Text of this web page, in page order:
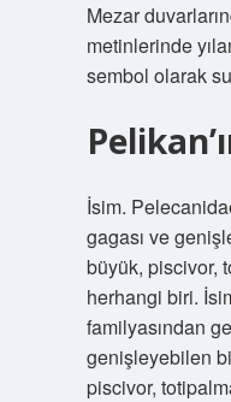
Mezar
metinlerinde
sembol olarak
İsim.
gagası ve
büyük, piscivor,
herhangi biri.
familyasından
genişleyebilen
piscivor,